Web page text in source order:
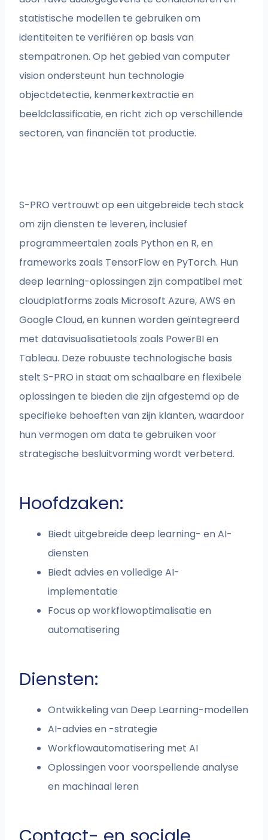
statistische modellen te gebruiken om
identiteiten te verifiëren op basis van
stempatronen. Op het gebied van computer
vision ondersteunt hun technologie
objectdetectie, kenmerkextractie en
beeldclassificatie, en richt zich op verschillende
sectoren, van financiën tot productie.
S-PRO vertrouwt op een uitgebreide tech stack
om zijn diensten te leveren, inclusief
programmeertalen zoals Python en R, en
frameworks zoals TensorFlow en PyTorch. Hun
deep learning-oplossingen zijn compatibel met
cloudplatforms zoals Microsoft Azure, AWS en
Google Cloud, en kunnen worden geïntegreerd
met datavisualisatietools zoals PowerBI en
Tableau. Deze robuuste technologische basis
stelt S-PRO in staat om schaalbare en flexibele
oplossingen te bieden die zijn afgestemd op de
specifieke behoeften van zijn klanten, waardoor
hun vermogen om data te gebruiken voor
strategische besluitvorming wordt verbeterd.
Hoofdzaken:
Biedt uitgebreide deep learning- en AI-
diensten
Biedt advies en volledige AI-
implementatie
Focus op workflowoptimalisatie en
automatisering
Diensten:
Ontwikkeling van Deep Learning-modellen
AI-advies en -strategie
Workflowautomatisering met AI
Oplossingen voor voorspellende analyse
en machinaal leren